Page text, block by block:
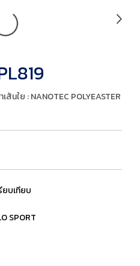
นใย : NANOTEC POLYEASTER
ยบเทียบ
SPORT